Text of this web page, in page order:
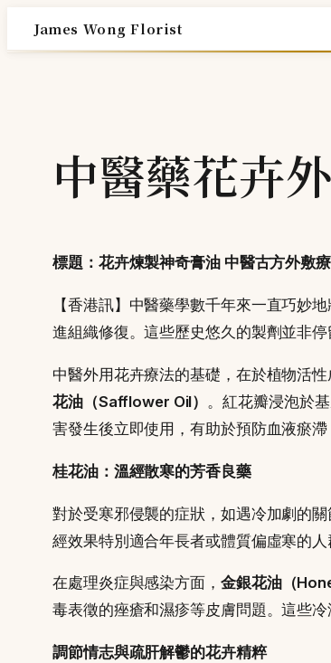
Skip
to
James Wong Florist
中醫藥花卉
標題：花卉煉製神奇膏油 中醫古方外敷
【香港訊】中醫藥學數千年來一直巧妙
進組織修復。這些歷史悠久的製劑並非
中醫外用花卉療法的基礎，在於植物活
花油（Safflower Oil） 。紅花瓣浸泡於
害發生後立即使用，有助於預防血液瘀
桂花油：溫經散寒的芳香良藥
對於受寒邪侵襲的症狀，如遇冷加劇的
經效果特別適合年長者或體質偏虛寒的
在處理炎症與感染方面， 金銀花油（
毒表徵的痤瘡和濕疹等皮膚問題。這些
調節情志與疏肝解鬱的花卉精粹